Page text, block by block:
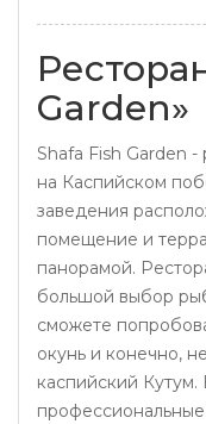
Garden»
Shafa Fish Garden
на Каспийском
заведения
помещение и
панорамой.
большой выбор
сможете
окунь и конечно,
каспийский
профессиональные